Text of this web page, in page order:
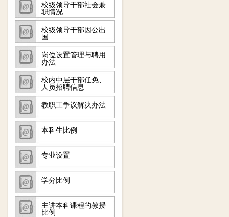
校级领导干部社会兼
职情况
校级领导干部因公出
国
岗位设置管理与聘用
办法
校内中层干部任免、
人员招聘信息
教职工争议解决办法
本科生比例
专业设置
学分比例
主讲本科课程的教授
比例